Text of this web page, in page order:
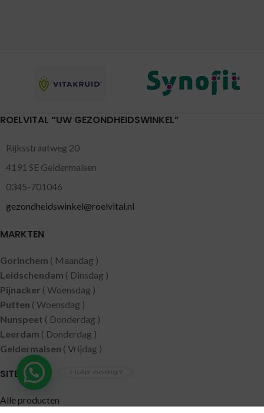
ROELVITAL “UW GEZONDHEIDSWINKEL”
Rijksstraatweg 20
4191 SE Geldermalsen
0345-701046
gezondheidswinkel@roelvital.nl
MARKTEN
Gorinchem ( Maandag )
Leidschendam ( Dinsdag )
Pijnacker ( Woensdag )
Putten ( Woensdag )
Nunspeet ( Donderdag )
Leerdam ( Donderdag )
Geldermalsen ( Vrijdag )
SITEMAP
Alle producten
Hulp nodig?